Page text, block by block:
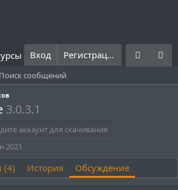
Что нового? Правила
Вход Регистрация
Поиск сообщений
3.0.3.1
аккаунт для скачивания
2021
(4) История Обсуждение